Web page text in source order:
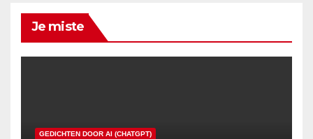
Je miste
GEDICHTEN DOOR AI (CHATGPT)